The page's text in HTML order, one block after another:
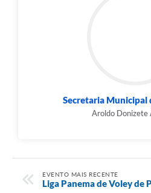
Secretaria Municipal
Aroldo Donizete
EVENTO MAIS RECENTE
Liga Panema de Voley de